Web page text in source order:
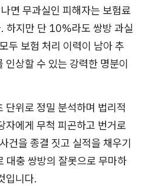
면 무과실인 피해자는 보험료
하지만 단 10%라도 쌍방 과실
두 보험 처리 이력이 남아 추
인상할 수 있는 강력한 명분이
위로 정밀 분석하며 법리적
자에게 무척 피곤하고 번거로
건을 종결 짓고 실적을 채우기
대충 쌍방의 잘못으로 무마하
입니다.